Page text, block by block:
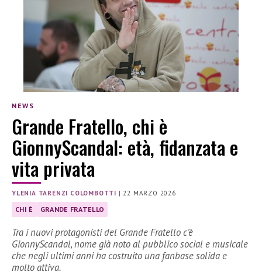
NEWS
Grande Fratello, chi è
GionnyScandal: età, fidanzata e
vita privata
YLENIA TARENZI COLOMBOTTI | 22 MARZO 2026
CHI È GRANDE FRATELLO
Tra i nuovi protagonisti del Grande Fratello c’è
GionnyScandal, nome già noto al pubblico social e musicale
che negli ultimi anni ha costruito una fanbase solida e
molto attiva.